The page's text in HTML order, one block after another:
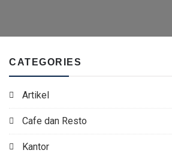
CATEGORIES
Artikel
Cafe dan Resto
Kantor